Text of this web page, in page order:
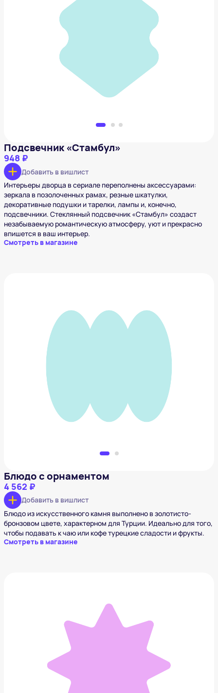
Подсвечник «Стамбул»
Подсвечник «Стамбул»
948 ₽
Добавить в вишлист
Интерьеры дворца в сериале переполнены аксессуарами:
зеркала в позолоченных рамах, резные шкатулки,
декоративные подушки и тарелки, лампы и, конечно,
подсвечники. Стеклянный подсвечник «Стамбул» создаст
незабываемую романтическую атмосферу, уют и прекрасно
впишется в ваш интерьер.
Смотреть в магазине
Блюдо с орнаментом
4 562 ₽
Добавить в вишлист
Блюдо из искусственного камня выполнено в золотисто-
бронзовом цвете, характерном для Турции. Идеально для того,
чтобы подавать к чаю или кофе турецкие сладости и фрукты.
Смотреть в магазине